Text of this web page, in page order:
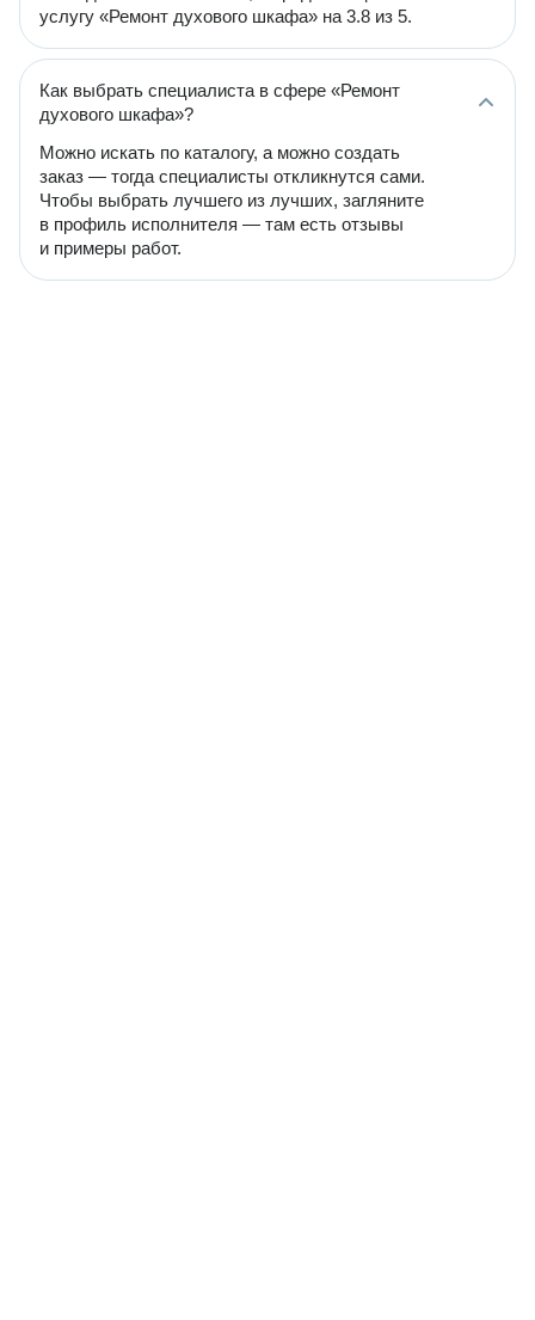
услугу «Ремонт духового шкафа» на 3.8 из 5.
Как выбрать специалиста в сфере «Ремонт
духового шкафа»?
Можно искать по каталогу, а можно создать
заказ — тогда специалисты откликнутся сами.
Чтобы выбрать лучшего из лучших, загляните
в профиль исполнителя — там есть отзывы
и примеры работ.